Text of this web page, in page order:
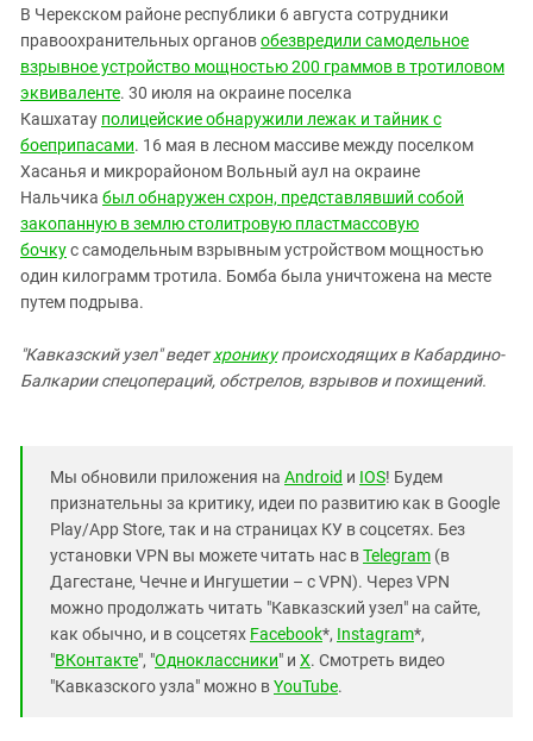
В Черекском районе республики 6 августа сотрудники
правоохранительных органовобезвредили самодельное
взрывное устройство мощностью 200 граммов в тротиловом
эквиваленте. 30 июля на окраине поселка
Кашхатау полицейские обнаружили лежак и тайник с
боеприпасами. 16 мая в лесном массиве между поселком
Хасанья и микрорайоном Вольный аул на окраине
Нальчика был обнаружен схрон, представлявший собой
закопанную в землю столитровую пластмассовую
бочкус самодельным взрывным устройством мощностью
один килограмм тротила. Бомба была уничтожена на месте
путем подрыва.
"Кавказский узел" ведетхроникупроисходящих в Кабардино-
Балкарии спецопераций, обстрелов, взрывов и похищений.
Мы обновили приложения на Android и IOS! Будем
признательны за критику, идеи по развитию как в Google
Play/App Store, так и на страницах КУ в соцсетях. Без
установки VPN вы можете читать нас вTelegram (в
Дагестане, Чечне и Ингушетии – с VPN). Через VPN
можно продолжать читать "Кавказский узел" на сайте,
как обычно, и в соцсетях Facebook*, Instagram*,
"ВКонтакте", "Одноклассники" и X. Смотреть видео
"Кавказского узла" можно вYouTube.